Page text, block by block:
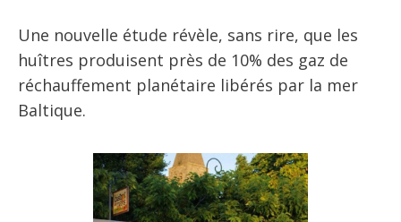
Une nouvelle étude révèle, sans rire, que les
huîtres produisent près de 10% des gaz de
réchauffement planétaire libérés par la mer
Baltique.